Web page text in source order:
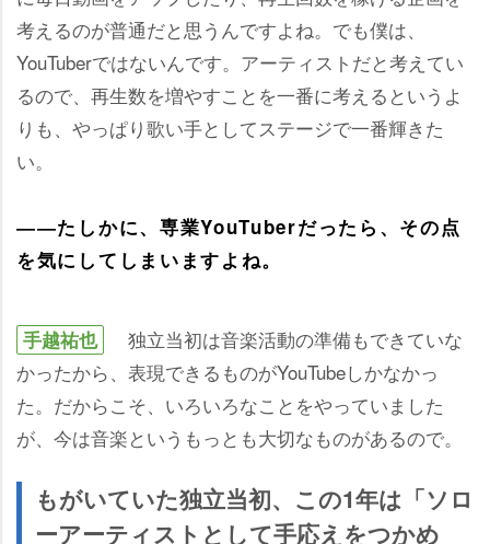
考えるのが普通だと思うんですよね。でも僕は、
YouTuberではないんです。アーティストだと考えてい
るので、再生数を増やすことを一番に考えるというよ
りも、やっぱり歌い手としてステージで一番輝きた
い。
――たしかに、専業YouTuberだったら、その点
を気にしてしまいますよね。
手越祐也
独立当初は音楽活動の準備もできていな
かったから、表現できるものがYouTubeしかなかっ
た。だからこそ、いろいろなことをやっていました
が、今は音楽というもっとも大切なものがあるので。
もがいていた独立当初、この1年は「ソロ
ーアーティストとして手応えをつかめ